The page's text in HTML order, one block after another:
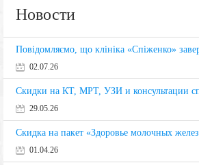
Новости
Повідомляємо, що клініка «Спіженко»
02.07.26
Скидки на КТ, МРТ, УЗИ и консультации
29.05.26
Скидка на пакет «Здоровье молочных
01.04.26